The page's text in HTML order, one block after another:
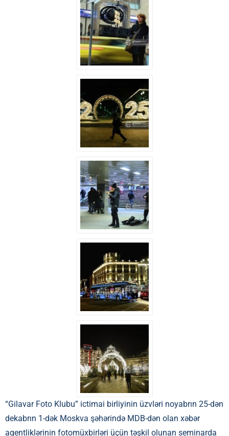
“Gilavar Foto Klubu” ictimai birliyinin üzvləri noyabrın 25-dən
dekabrın 1-dək Moskva şəhərində MDB-dən olan xəbər
agentliklərinin fotomüxbirləri üçün təşkil olunan seminarda